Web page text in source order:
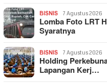
BISNIS 7 Agustus 2026
Lomba Foto LRT
Syaratnya
BISNIS 7 Agustus 2026
Holding
Lapangan Kerj…